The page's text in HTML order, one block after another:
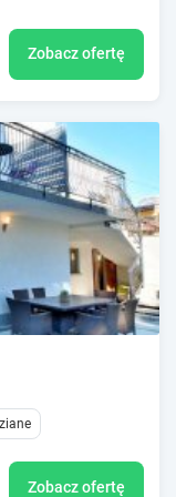
Zobacz ofertę
Zobacz ofertę